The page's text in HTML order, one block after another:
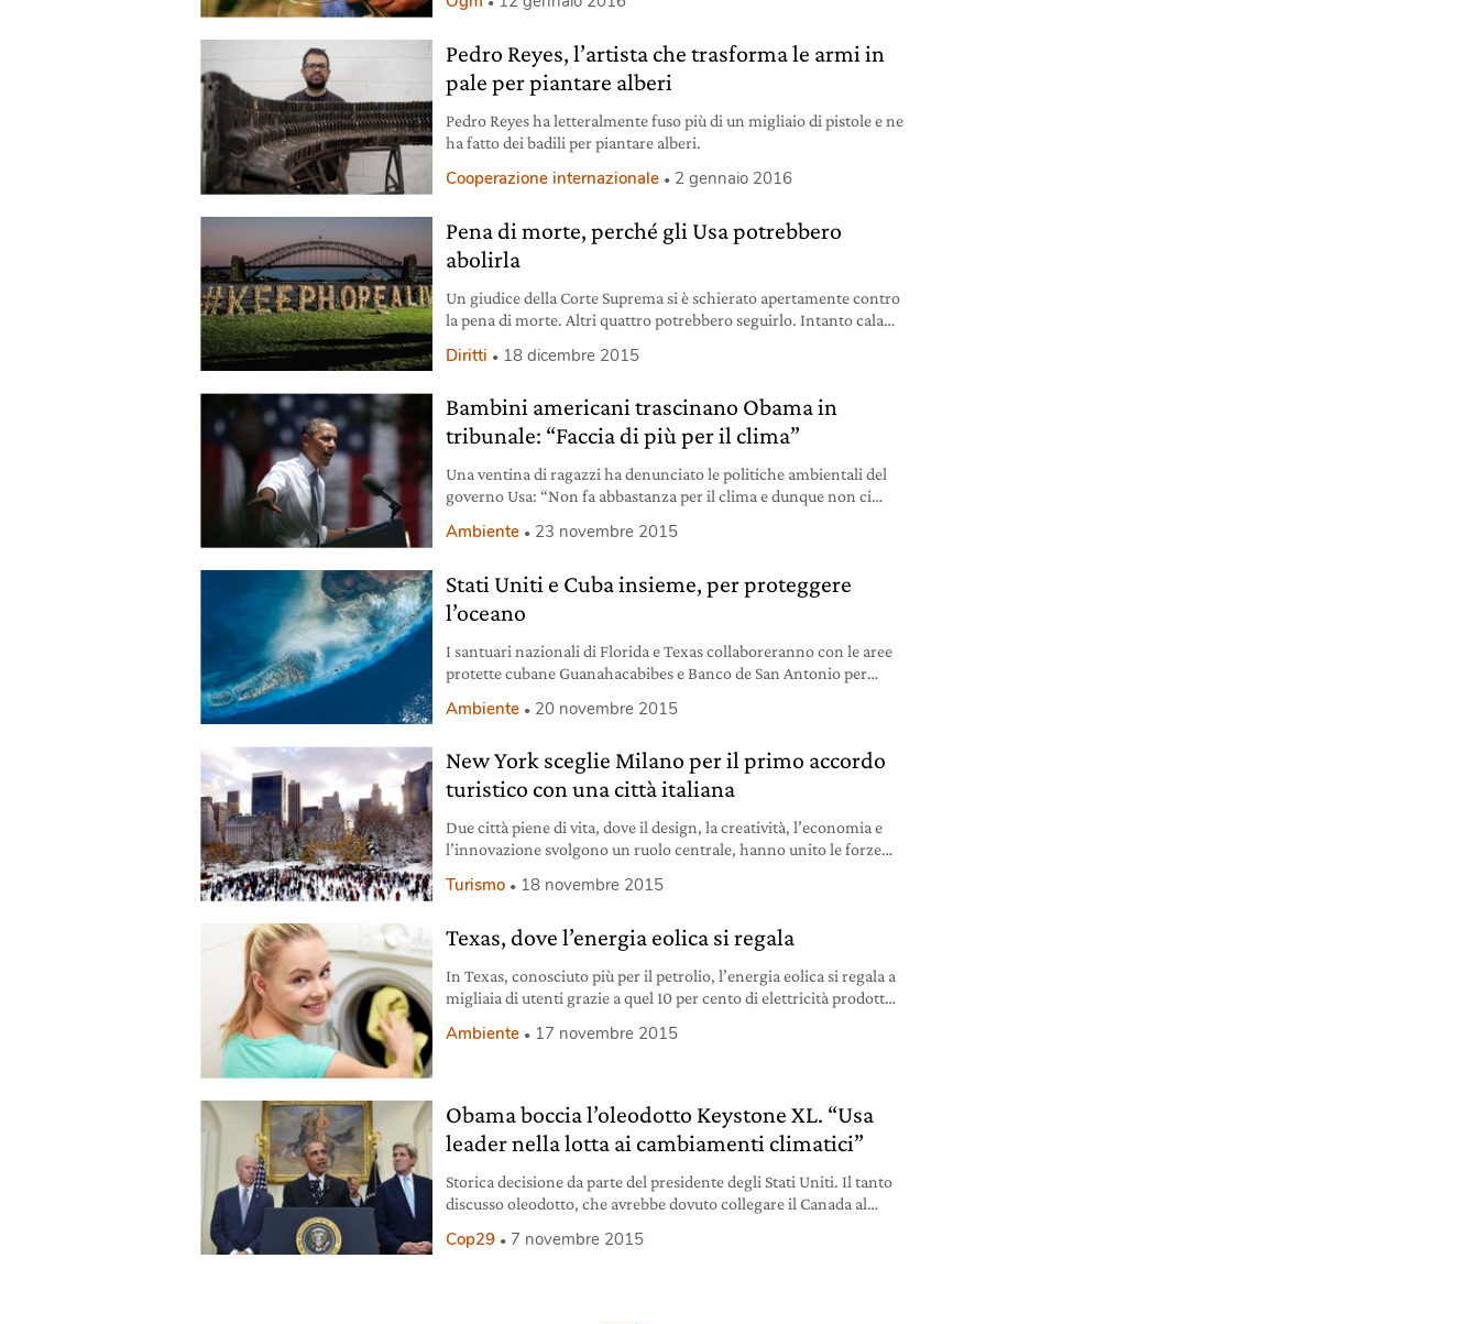
Pedro Reyes, l’artista che trasforma le armi in
pale per piantare alberi
Pedro Reyes ha letteralmente fuso più di un migliaio di pistole e ne
ha fatto dei badili per piantare alberi.
Cooperazione internazionale 2 gennaio 2016
Pena di morte, perché gli Usa potrebbero
abolirla
Un giudice della Corte Suprema si è schierato apertamente contro
la pena di morte. Altri quattro potrebbero seguirlo. Intanto calano
Diritti 18 dicembre 2015
Bambini americani trascinano Obama in
tribunale: “Faccia di più per il clima”
Una ventina di ragazzi ha denunciato le politiche ambientali del
governo Usa: “Non fa abbastanza per il clima e dunque non ci
Ambiente 23 novembre 2015
Stati Uniti e Cuba insieme, per proteggere
l’oceano
I santuari nazionali di Florida e Texas collaboreranno con le aree
protette cubane Guanahacabibes e Banco de San Antonio per
Ambiente 20 novembre 2015
New York sceglie Milano per il primo accordo
turistico con una città italiana
Due città piene di vita, dove il design, la creatività, l’economia e
l’innovazione svolgono un ruolo centrale, hanno unito le forze
prima volta nella storia che New York firma un’intesa di questo
Turismo 18 novembre 2015
Texas, dove l’energia eolica si regala
In Texas, conosciuto più per il petrolio, l’energia eolica si regala a
migliaia di utenti grazie a quel 10 per cento di elettricità prodotto
Ambiente 17 novembre 2015
Obama boccia l’oleodotto Keystone XL. “Usa
leader nella lotta ai cambiamenti climatici”
Storica decisione da parte del presidente degli Stati Uniti. Il tanto
discusso oleodotto, che avrebbe dovuto collegare il Canada al
Cop29 7 novembre 2015